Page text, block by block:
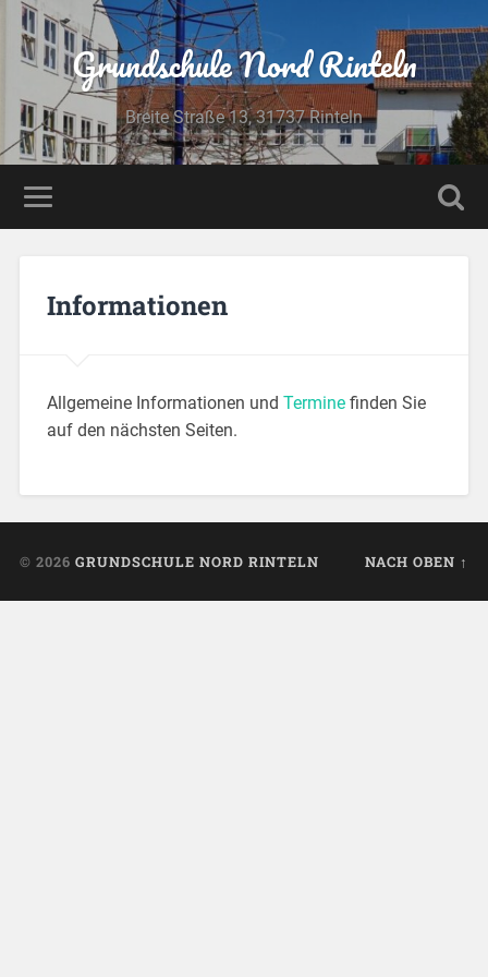
Grundschule Nord Rinteln
Breite Straße 13, 31737 Rinteln
Informationen
Allgemeine Informationen und Terminefinden Sie
auf den nächsten Seiten.
© 2026 GRUNDSCHULE NORD RINTELN NACH OBEN ↑